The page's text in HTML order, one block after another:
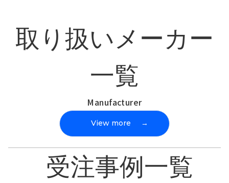
取り扱いメーカー
一覧
Manufacturer
View more →
受注事例一覧